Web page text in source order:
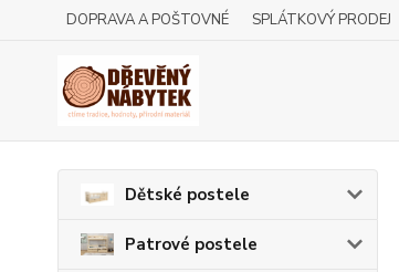
DOPRAVA A POŠTOVNÉ SPLÁTKOVÝ PRODEJ
Dětské postele
Patrové postele